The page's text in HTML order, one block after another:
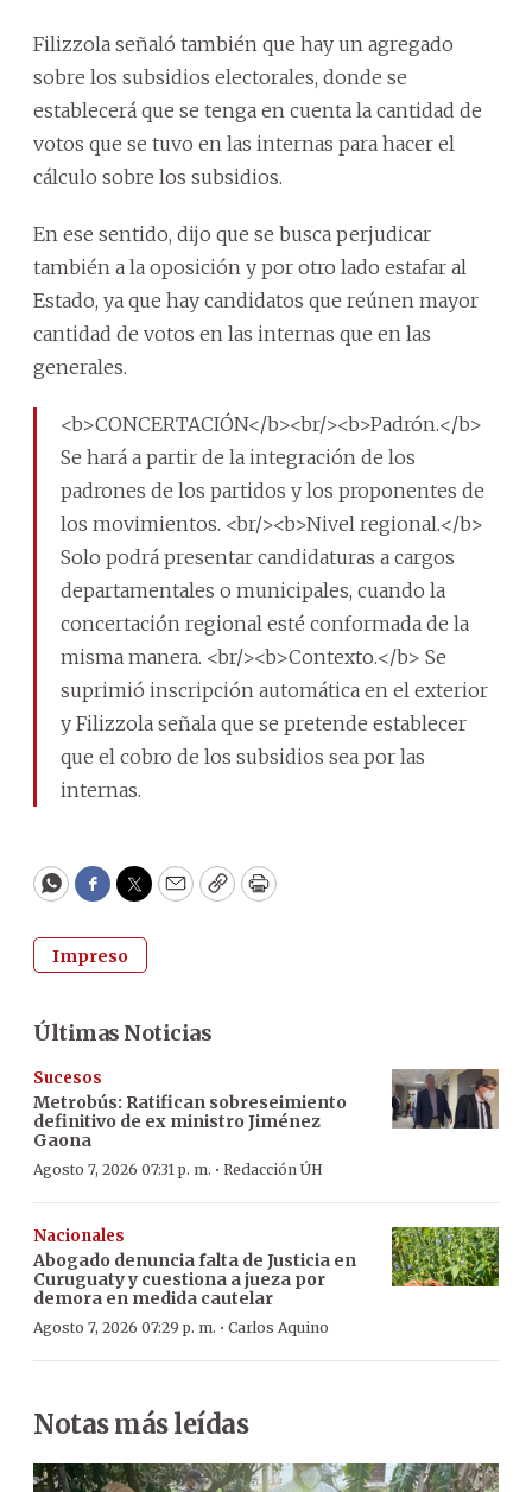
Filizzola señaló también que hay un agregado
sobre los subsidios electorales, donde se
establecerá que se tenga en cuenta la cantidad de
votos que se tuvo en las internas para hacer el
cálculo sobre los subsidios.
En ese sentido, dijo que se busca perjudicar
también a la oposición y por otro lado estafar al
Estado, ya que hay candidatos que reúnen mayor
cantidad de votos en las internas que en las
generales.
<b>CONCERTACIÓN</b><br/><b>Padrón.</b>
Se hará a partir de la integración de los
padrones de los partidos y los proponentes de
los movimientos. <br/><b>Nivel regional.</b>
Solo podrá presentar candidaturas a cargos
departamentales o municipales, cuando la
concertación regional esté conformada de la
misma manera. <br/><b>Contexto.</b> Se
suprimió inscripción automática en el exterior
y Filizzola señala que se pretende establecer
que el cobro de los subsidios sea por las
internas.
WhatsApp
Facebook
Twitter
EmailCopyPrint
Impreso
Últimas Noticias
Sucesos
Metrobús: Ratifican sobreseimiento
definitivo de ex ministro Jiménez
Gaona
Agosto 7, 2026 07:31 p. m. · Redacción ÚH
Nacionales
Abogado denuncia falta de Justicia en
Curuguaty y cuestiona a jueza por
demora en medida cautelar
Agosto 7, 2026 07:29 p. m. · Carlos Aquino
Notas más leídas